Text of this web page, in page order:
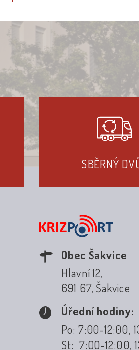
SBĚRNÝ
Obec Šakvice
Hlavní 12,
691 67, Šakvice
Úřední hodiny:
Po: 7:00-12:00,
St: 7:00-12:00,